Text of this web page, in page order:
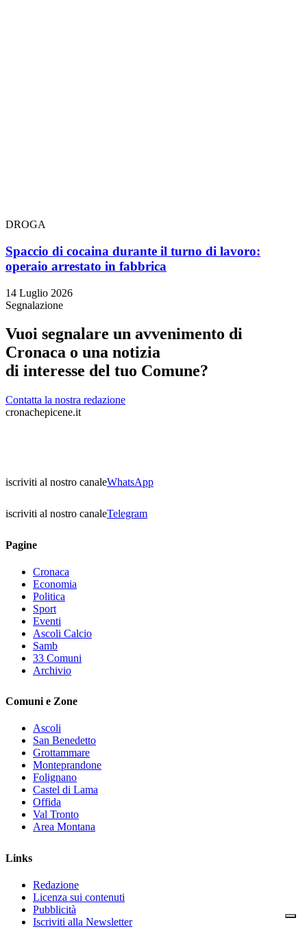
DROGA
Spaccio di cocaina durante il turno di lavoro:
operaio arrestato in fabbrica
14 Luglio 2026
Segnalazione
Vuoi segnalare un avvenimento di
Cronaca o una notizia
di interesse del tuo Comune?
Contatta la nostra redazione
cronachepicene.it
iscriviti al nostro canaleWhatsApp
iscriviti al nostro canaleTelegram
Pagine
Cronaca
Economia
Politica
Sport
Eventi
Ascoli Calcio
Samb
33 Comuni
Archivio
Comuni e Zone
Ascoli
San Benedetto
Grottammare
Monteprandone
Folignano
Castel di Lama
Offida
Val Tronto
Area Montana
Links
Redazione
Licenza sui contenuti
Pubblicità
Iscriviti alla Newsletter